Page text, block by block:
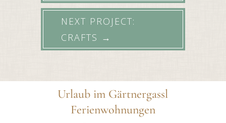
NEXT PROJECT:
CRAFTS →
Urlaub im Gärtnergassl
Ferienwohnungen